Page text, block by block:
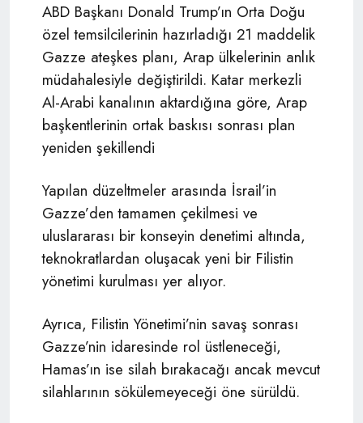
ABD Başkanı Donald Trump’ın Orta Doğu
özel temsilcilerinin hazırladığı 21 maddelik
Gazze ateşkes planı, Arap ülkelerinin anlık
müdahalesiyle değiştirildi. Katar merkezli
Al-Arabi kanalının aktardığına göre, Arap
başkentlerinin ortak baskısı sonrası plan
yeniden şekillendi
Yapılan düzeltmeler arasında İsrail’in
Gazze’den tamamen çekilmesi ve
uluslararası bir konseyin denetimi altında,
teknokratlardan oluşacak yeni bir Filistin
yönetimi kurulması yer alıyor.
Ayrıca, Filistin Yönetimi’nin savaş sonrası
Gazze’nin idaresinde rol üstleneceği,
Hamas’ın ise silah bırakacağı ancak mevcut
silahlarının sökülemeyeceği öne sürüldü.